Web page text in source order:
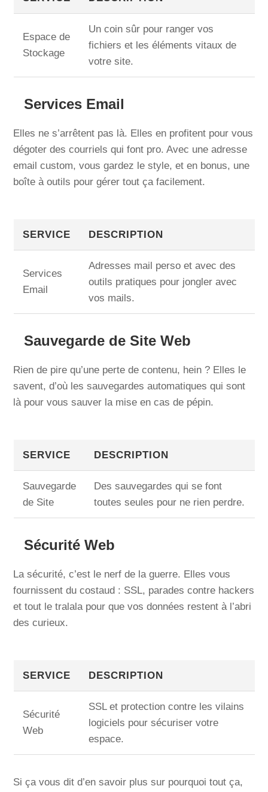
Espace de
Stockage
Un coin sûr pour ranger vos
fichiers et les éléments vitaux de
votre site.
Services Email
Elles ne s’arrêtent pas là. Elles en profitent pour vous
dégoter des courriels qui font pro. Avec une adresse
email custom, vous gardez le style, et en bonus, une
boîte à outils pour gérer tout ça facilement.
SERVICE DESCRIPTION
Services
Email
Adresses mail perso et avec des
outils pratiques pour jongler avec
vos mails.
Sauvegarde de Site Web
Rien de pire qu’une perte de contenu, hein ? Elles le
savent, d’où les sauvegardes automatiques qui sont
là pour vous sauver la mise en cas de pépin.
SERVICE DESCRIPTION
Sauvegarde
de Site
Des sauvegardes qui se font
toutes seules pour ne rien perdre.
Sécurité Web
La sécurité, c’est le nerf de la guerre. Elles vous
fournissent du costaud : SSL, parades contre hackers
et tout le tralala pour que vos données restent à l’abri
des curieux.
SERVICE DESCRIPTION
Sécurité
Web
SSL et protection contre les vilains
logiciels pour sécuriser votre
espace.
Si ça vous dit d’en savoir plus sur pourquoi tout ça,